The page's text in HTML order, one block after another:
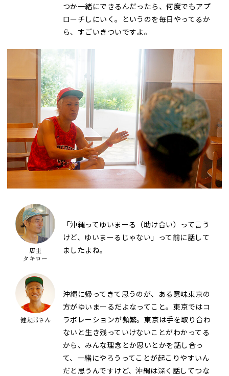
つか一緒にできるんだったら、何度でもアプ
ローチしにいく。というのを毎日やってるか
ら、すごいきついですよ。
店主
タキロー
「沖縄ってゆいまーる（助け合い）って言う
けど、ゆいまーるじゃない」って前に話して
ましたよね。
健太郎さん
沖縄に帰ってきて思うのが、ある意味東京の
方がゆいまーるだよなってこと。東京ではコ
ラボレーションが頻繁。東京は手を取り合わ
ないと生き残っていけないことがわかってる
から、みんな理念とか思いとかを話し合っ
て、一緒にやろうってことが起こりやすいん
だと思うんですけど、沖縄は深く話してつな